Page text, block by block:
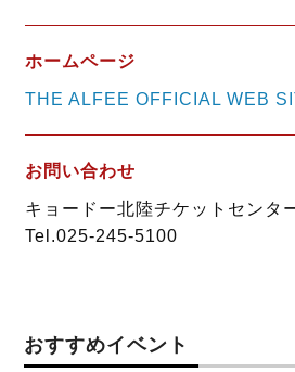
ホームページ
THE ALFEE OFFICIAL WEB
お問い合わせ
キョードー北陸チケットセンタ
Tel.025-245-5100
おすすめイベント